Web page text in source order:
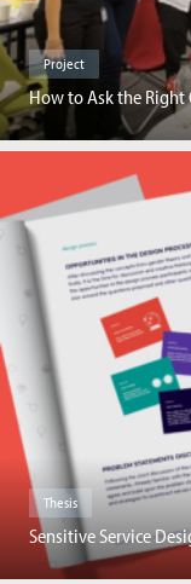
Project
How to Ask the Right
Thesis
Sensitive Service